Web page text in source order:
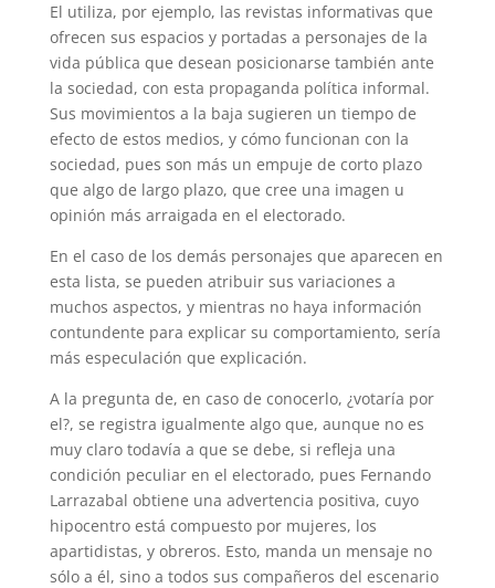
El utiliza, por ejemplo, las revistas informativas que
ofrecen sus espacios y portadas a personajes de la
vida pública que desean posicionarse también ante
la sociedad, con esta propaganda política informal.
Sus movimientos a la baja sugieren un tiempo de
efecto de estos medios, y cómo funcionan con la
sociedad, pues son más un empuje de corto plazo
que algo de largo plazo, que cree una imagen u
opinión más arraigada en el electorado.
En el caso de los demás personajes que aparecen en
esta lista, se pueden atribuir sus variaciones a
muchos aspectos, y mientras no haya información
contundente para explicar su comportamiento, sería
más especulación que explicación.
A la pregunta de, en caso de conocerlo, ¿votaría por
el?, se registra igualmente algo que, aunque no es
muy claro todavía a que se debe, si refleja una
condición peculiar en el electorado, pues Fernando
Larrazabal obtiene una advertencia positiva, cuyo
hipocentro está compuesto por mujeres, los
apartidistas, y obreros. Esto, manda un mensaje no
sólo a él, sino a todos sus compañeros del escenario